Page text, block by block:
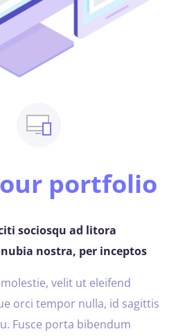
portfolio
sociosqu ad litora
nostra, per inceptos
velit ut eleifend
orci tempor nulla, id sagittis
Fusce porta bibendum